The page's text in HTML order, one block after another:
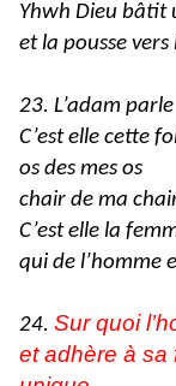
Yhwh Dieu bâtit
et la pousse vers
23. L’adam parle
C’est elle cette
os des mes os
chair de ma
C’est elle la
qui de l’homme
24. Sur quoi
et adhère à sa